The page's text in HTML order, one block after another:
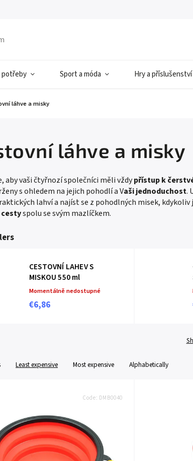
potřeby Sport a móda Hry a příslušenství
láhve a misky
láhve a misky
aby vaši čtyřnozí společníci měli vždypřístup k
s ohledem na jejich pohodlí a Vaši jednoduchost.
lahví a najíst se z pohodlných misek,
spolu se svým mazlíčkem.
CESTOVNÍ LAHEV S
MISKOU 550 ml
Momentálně nedostupné
€6,86
Least expensive Most expensive Alphabetically
Code: DMB0040